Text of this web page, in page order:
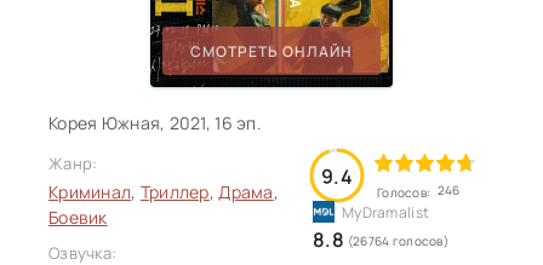
СМОТРЕТЬ ОНЛАЙН
Корея Южная, 2021, 16 эп.
Жанр:
Криминал, Триллер,Драма,
Боевик
Озвучка:
9.4
Голосов: 246
8.8 (26764 голосов)